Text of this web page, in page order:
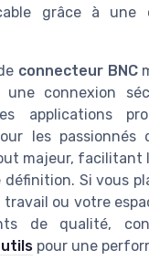
grâce à une
connecteur BNC
connexion
applications
les passionnés
majeur, facilitant
Si vous
ou votre
de qualité,
pour une